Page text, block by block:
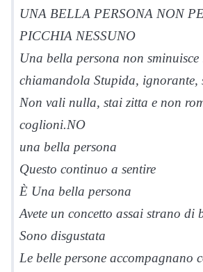
UNA BELLA PERSONA NON
PICCHIA NESSUNO
Una bella persona non
chiamandola Stupida, ignorante,
Non vali nulla, stai zitta e non
coglioni.NO
una bella persona
Questo continuo a sentire
È Una bella persona
Avete un concetto assai strano di
Sono disgustata
Le belle persone accompagnano